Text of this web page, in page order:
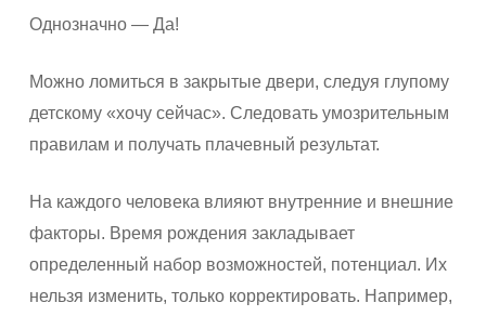
Однозначно — Да!
Можно ломиться в закрытые двери, следуя глупому
детскому «хочу сейчас». Следовать умозрительным
правилам и получать плачевный результат.
На каждого человека влияют внутренние и внешние
факторы. Время рождения закладывает
определенный набор возможностей, потенциал. Их
нельзя изменить, только корректировать. Например,